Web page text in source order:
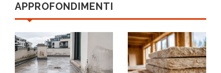
APPROFONDIMENTI